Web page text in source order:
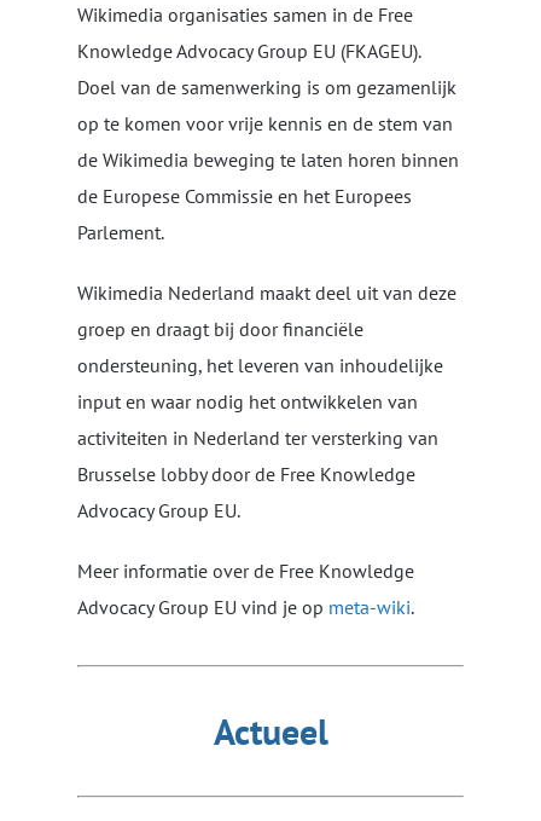
Wikimedia organisaties samen in de Free
Knowledge Advocacy Group EU (FKAGEU).
Doel van de samenwerking is om gezamenlijk
op te komen voor vrije kennis en de stem van
de Wikimedia beweging te laten horen binnen
de Europese Commissie en het Europees
Parlement.
Wikimedia Nederland maakt deel uit van deze
groep en draagt bij door financiële
ondersteuning, het leveren van inhoudelijke
input en waar nodig het ontwikkelen van
activiteiten in Nederland ter versterking van
Brusselse lobby door de Free Knowledge
Advocacy Group EU.
Meer informatie over de Free Knowledge
Advocacy Group EU vind je op meta-wiki.
Actueel